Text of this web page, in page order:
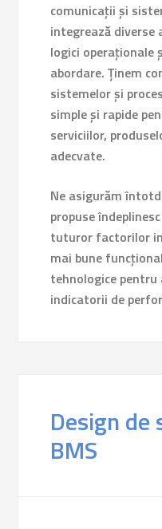
comunicații și
integrează diverse
logici operaționale
abordare. Ținem
sistemelor și
simple și rapide
serviciilor,
adecvate.
Ne asigurăm
propuse
tuturor factorilor
mai bune
tehnologice pentru
indicatorii de
Design de
BMS